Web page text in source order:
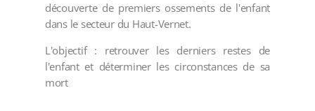
découverte de premiers ossements de l'enfant
dans le secteur du Haut-Vernet.
L'objectif : retrouver les derniers restes de
l'enfant et déterminer les circonstances de sa
mort